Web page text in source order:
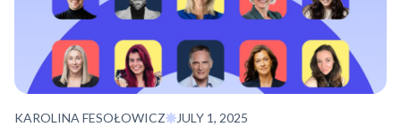
KAROLINA FESOŁOWICZ JULY 1, 2025